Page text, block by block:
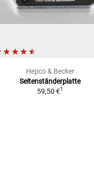
Hepco & Becker
Seitenständerplatte
59,50 €1